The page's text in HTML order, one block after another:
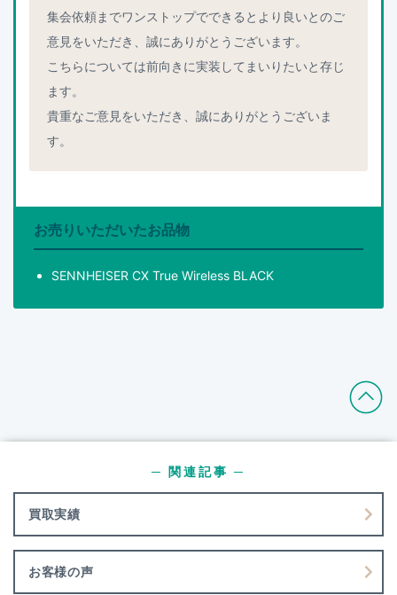
集会依頼までワンストップでできるとより良いとのご
意見をいただき、誠にありがとうございます。
こちらについては前向きに実装してまいりたいと存じ
ます。
貴重なご意見をいただき、誠にありがとうございま
す。
お売りいただいたお品物
SENNHEISER CX True Wireless BLACK
買取実績
─ 関連記事 ─
お客様の声